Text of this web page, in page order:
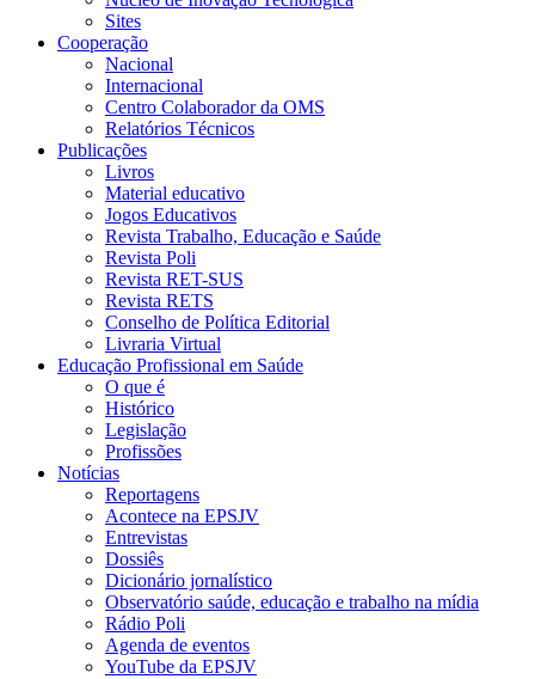
Sites
Cooperação
Nacional
Internacional
Centro Colaborador da OMS
Relatórios Técnicos
Publicações
Livros
Material educativo
Jogos Educativos
Revista Trabalho, Educação e Saúde
Revista Poli
Revista RET-SUS
Revista RETS
Conselho de Política Editorial
Livraria Virtual
Educação Profissional em Saúde
O que é
Histórico
Legislação
Profissões
Notícias
Reportagens
Acontece na EPSJV
Entrevistas
Dossiês
Dicionário jornalístico
Observatório saúde, educação e trabalho na mídia
Rádio Poli
Agenda de eventos
YouTube da EPSJV